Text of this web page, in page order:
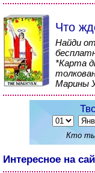
Что
Найди
*Карта
Марины
Кто ты
Интересное на